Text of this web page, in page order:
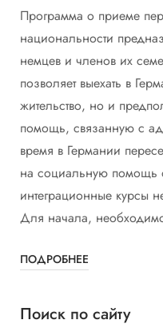
Программа о приеме
национальности
немцев и членов их
позволяет выехать в
жительство, но и
помощь, связанную с
время в Германии
на социальную помощь
интеграционные курсы
Для начала,
ПОДРОБНЕЕ
Поиск по сайту